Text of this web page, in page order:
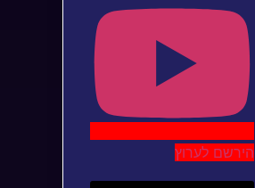
הירשם לערוץ